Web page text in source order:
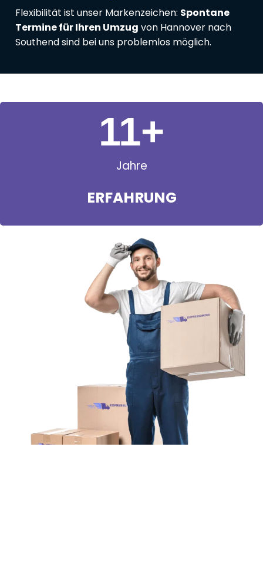
Flexibilität ist unser Markenzeichen: Spontane
Termine für Ihren Umzug von Hannover nach
Southend sind bei uns problemlos möglich.
Jahre
ERFAHRUNG
11+